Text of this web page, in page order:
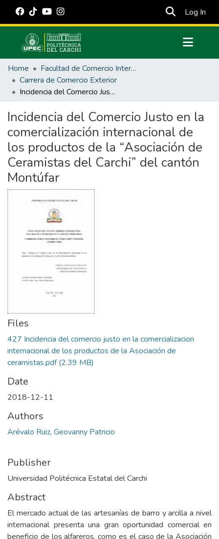
Log In
Communities & Collections
All of DSpace
Statistics
Estadísticas Externas
Manuales
Home
Facultad de Comercio Internacional, Integración, Administración y Economía Empresarial
Carrera de Comercio Exterior
Incidencia del Comercio Justo en la comercialización internacional de los productos de la “Asociación de Ceramistas del Carchi” del cantón Montúfar
Incidencia del Comercio Justo en la
comercialización internacional de
los productos de la “Asociación de
Ceramistas del Carchi” del cantón
Montúfar
Files
427 Incidencia del comercio justo en la comercializacion
internacional de los productos de la Asociación de
ceramistas.pdf(2.39 MB)
Date
2018-12-11
Authors
Arévalo Ruiz, Geovanny Patricio
Publisher
Universidad Politécnica Estatal del Carchi
Abstract
El mercado actual de las artesanías de barro y arcilla a nivel
internacional presenta una gran oportunidad comercial en
beneficio de los alfareros, como es el caso de la Asociación